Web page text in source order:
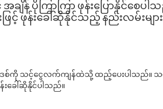
ျိန် ပိုကြာကြာ ဖုန်းပြောနိုင်စ
င့် ဖုန်းခေါ်ဆိုနိုင်သည့် နည်းလမ်းမျ
စ်ကို သင့်ငွေလက်ကျန်ထဲသို့ ထည့်ပေးပါသည်။ သ
ခေါ်ဆိုနိုင်ပါသည်။